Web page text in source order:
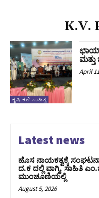
K.V.
ಕೃಷಿ-ಕಲೆ-ಸಾಹಿತ್ಯ
April
Latest news
ಹೊಸ ನಾಯಕತ್ವಕ್ಕೆ
ದ.ಕ ದಲ್ಲಿ ವಾಗ್ಮಿ, ಸಾಹಿತಿ
ಮುಂಚೂಣಿಯಲ್ಲಿ
August 5, 2026